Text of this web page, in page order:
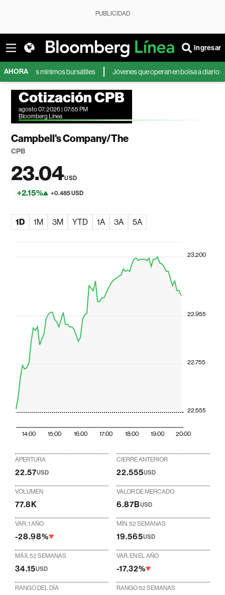
PUBLICIDAD
Ingresar
AHORA
sus mínimos bursátiles Jóvenes que operan en bolsa a diario
Cotización CPB
agosto 07, 2026 | 07:55 PM
Bloomberg Línea
Campbell's Company/The
CPB
23.04USD
+2.15% +0.485 USD
1D 1M 3M YTD 1A 3A 5A
14:00 15:00 16:00 17:00 18:00 19:00 20:00
22.555
22.755
22.955
23.200
APERTURA
22.57USD
CIERRE ANTERIOR
22.555USD
VOLUMEN
77.8K
VALOR DE MERCADO
6.87BUSD
VAR. 1 AÑO
-28.98%
MÍN. 52 SEMANAS
19.565USD
MÁX. 52 SEMANAS
34.15USD
VAR. EN EL AÑO
-17.32%
RANGO DEL DÍA RANGO 52 SEMANAS